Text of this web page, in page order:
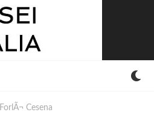
ForlÃ¬ Cesena